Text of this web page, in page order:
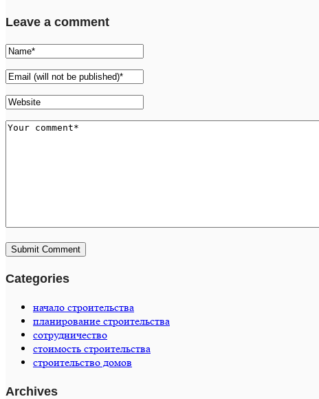
Leave a comment
Categories
начало строительства
планирование строительства
сотрудничество
стоимость строительства
строительство домов
Archives